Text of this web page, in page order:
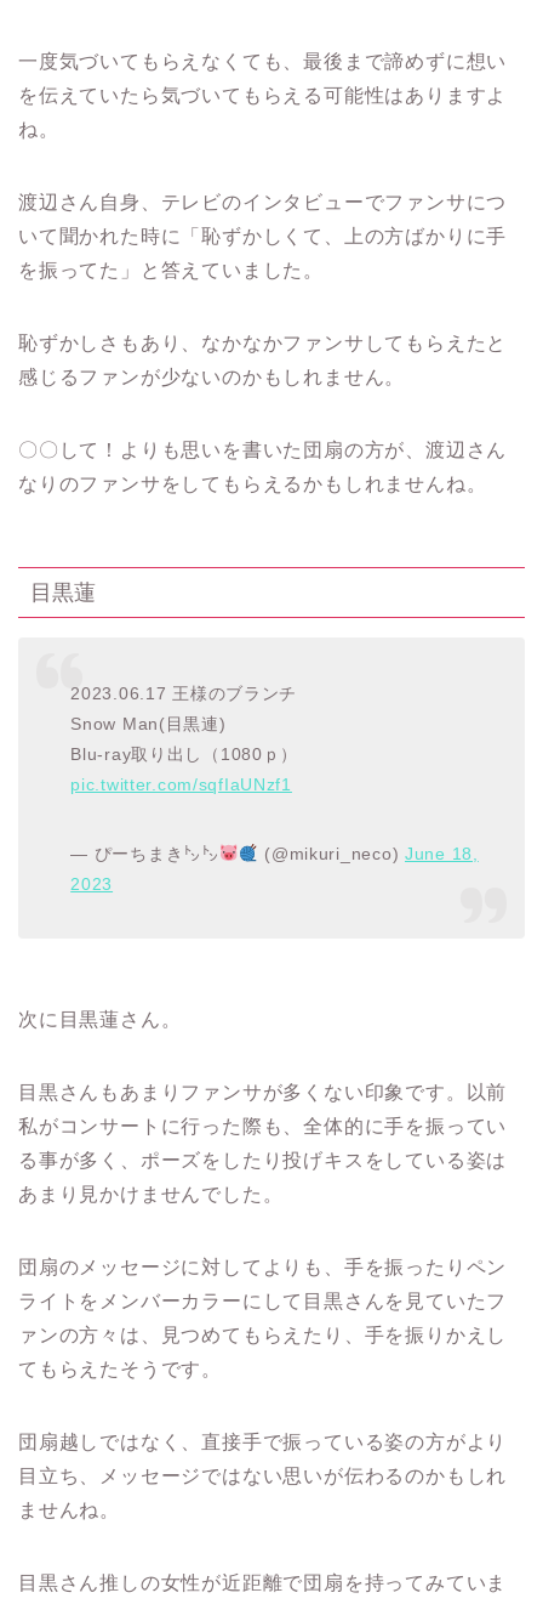
一度気づいてもらえなくても、最後まで諦めずに想い
を伝えていたら気づいてもらえる可能性はありますよ
ね。
渡辺さん自身、テレビのインタビューでファンサにつ
いて聞かれた時に「恥ずかしくて、上の方ばかりに手
を振ってた」と答えていました。
恥ずかしさもあり、なかなかファンサしてもらえたと
感じるファンが少ないのかもしれません。
〇〇して！よりも思いを書いた団扇の方が、 渡辺さん
なりのファンサをしてもらえるかもしれませんね。
目黒蓮
2023.06.17 王様のブランチ
Snow Man(目黒連)
Blu-ray取り出し（1080ｐ）
pic.twitter.com/sqfIaUNzf1
— ぴーちまき㌧㌧ (@mikuri_neco) June 18,
2023
次に目黒蓮さん。
目黒さんもあまりファンサが多くない印象です。以前
私がコンサートに行った際も、全体的に手を振ってい
る事が多く、ポーズをしたり投げキスをしている姿は
あまり見かけませんでした。
団扇のメッセージに対してよりも、手を振ったりペン
ライトをメンバーカラーにして目黒さんを見ていたフ
ァンの方々は、見つめてもらえたり、手を振りかえし
てもらえたそうです。
団扇越しではなく、直接手で振っている姿の方がより
目立ち、メッセージではない思いが伝わるのかもしれ
ませんね。
目黒さん推しの女性が近距離で団扇を持ってみていま